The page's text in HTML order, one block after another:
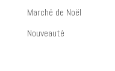
Marché de Noël
Nouveauté